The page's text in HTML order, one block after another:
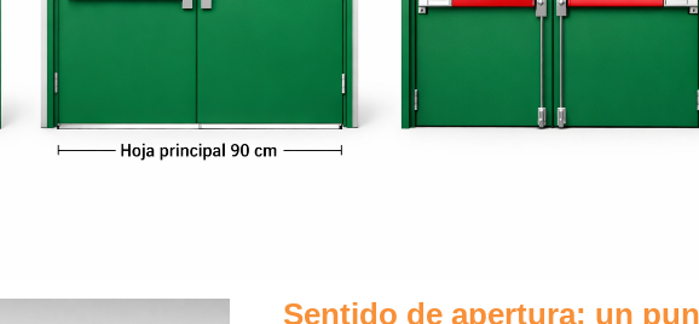
Sentido de apertura: un